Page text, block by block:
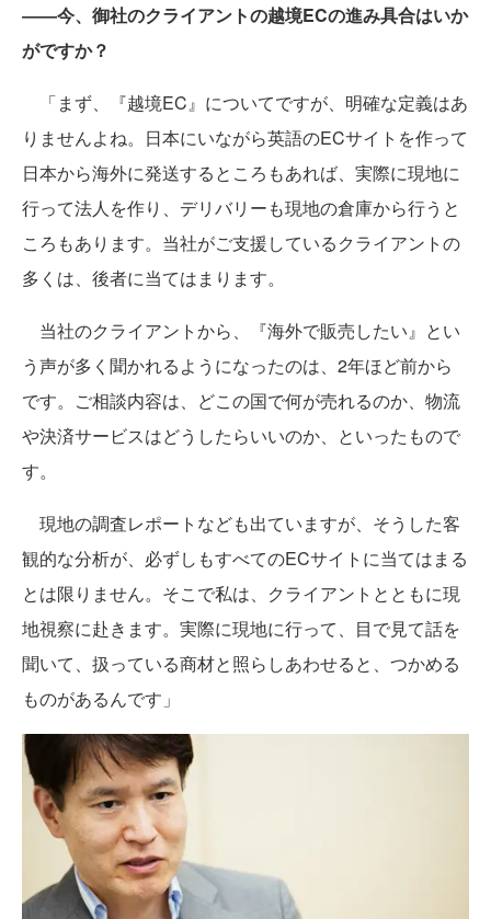
――今、御社のクライアントの越境ECの進み具合はいか
がですか？
「まず、『越境EC』についてですが、明確な定義はあ
りませんよね。日本にいながら英語のECサイトを作って
日本から海外に発送するところもあれば、実際に現地に
行って法人を作り、デリバリーも現地の倉庫から行うと
ころもあります。当社がご支援しているクライアントの
多くは、後者に当てはまります。
当社のクライアントから、『海外で販売したい』とい
う声が多く聞かれるようになったのは、2年ほど前から
です。ご相談内容は、どこの国で何が売れるのか、物流
や決済サービスはどうしたらいいのか、といったもので
す。
現地の調査レポートなども出ていますが、そうした客
観的な分析が、必ずしもすべてのECサイトに当てはまる
とは限りません。そこで私は、クライアントとともに現
地視察に赴きます。実際に現地に行って、目で見て話を
聞いて、扱っている商材と照らしあわせると、つかめる
ものがあるんです」